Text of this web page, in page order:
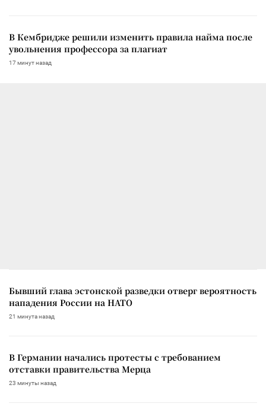
В Кембридже решили изменить правила найма после
увольнения профессора за плагиат
17 минут назад
Бывший глава эстонской разведки отверг вероятность
нападения России на НАТО
21 минута назад
В Германии начались протесты с требованием
отставки правительства Мерца
23 минуты назад